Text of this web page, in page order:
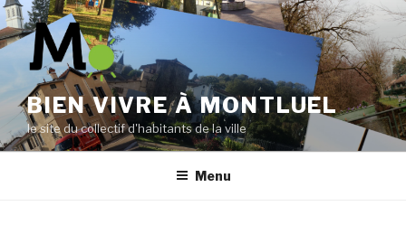
Aller
au
contenu
principal
BIEN VIVRE À MONTLUEL
le site du collectif d'habitants de la ville
Menu